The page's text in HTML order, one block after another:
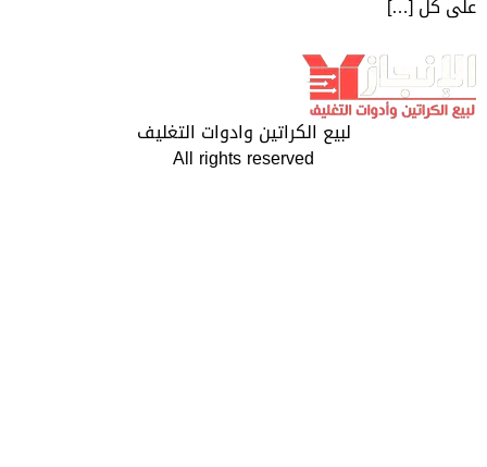
لبيع الكراتين وادوات التغليف
All rights reserved